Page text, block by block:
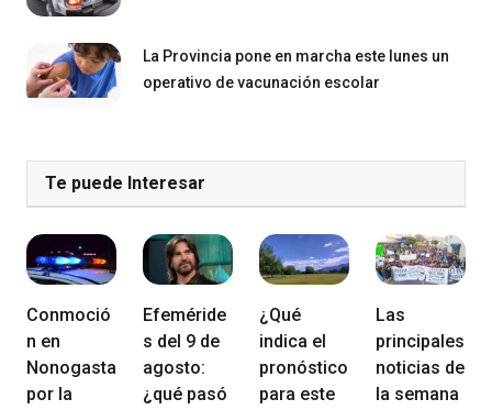
La Provincia pone en marcha este lunes un
operativo de vacunación escolar
Te puede Interesar
Conmoció
n en
Nonogasta
por la
Efeméride
s del 9 de
agosto:
¿qué pasó
¿Qué
indica el
pronóstico
para este
Las
principales
noticias de
la semana